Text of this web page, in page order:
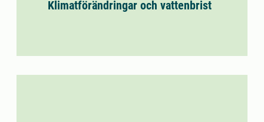
Klimatförändringar och vattenbrist